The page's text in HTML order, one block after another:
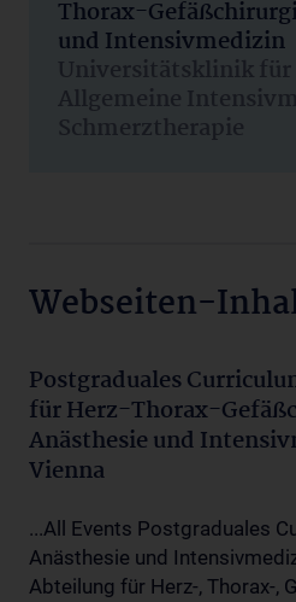
Thorax-
und Intensivmedizin
Universitätsklinik für
Allgemeine
Schmerztherapie
Webseiten-
Postgraduales
für Herz-Thorax-
Anästhesie und
Vienna
...All Events Postgraduales
Anästhesie und
Abteilung für Herz-, Thorax-,